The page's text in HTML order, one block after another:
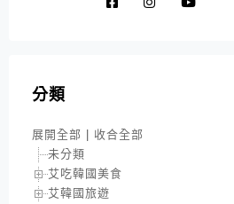
分類
展開全部
收合全部
未分類
艾吃韓國美食
艾韓國旅遊